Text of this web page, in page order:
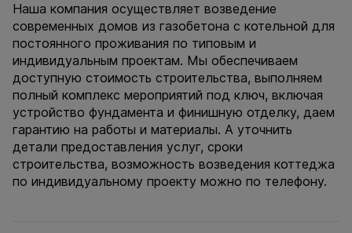
Наша компания осуществляет возведение
современных домов из газобетона с котельной для
постоянного проживания по типовым и
индивидуальным проектам. Мы обеспечиваем
доступную стоимость строительства, выполняем
полный комплекс мероприятий под ключ, включая
устройство фундамента и финишную отделку, даем
гарантию на работы и материалы. А уточнить
детали предоставления услуг, сроки
строительства, возможность возведения коттеджа
по индивидуальному проекту можно по телефону.